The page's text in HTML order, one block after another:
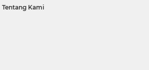
Tentang Kami